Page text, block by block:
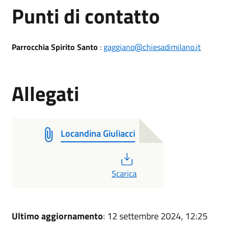
Punti di contatto
Parrocchia Spirito Santo : gaggiano@chiesadimilano.it
Allegati
Locandina Giuliacci
Scarica
Ultimo aggiornamento: 12 settembre 2024, 12:25